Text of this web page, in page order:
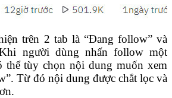
trên 2 tab là “Đang follow” và
người dùng nhấn follow một
tùy chọn nội dung muốn xem
Từ đó nội dung được chắt lọc và